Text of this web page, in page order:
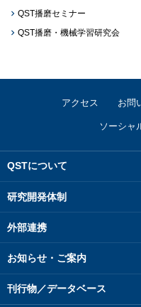
QST播磨セミナー
QST播磨・機械学習研究会
アクセス お問
ソーシャ
QSTについて
研究開発体制
外部連携
お知らせ・ご案内
刊行物／データベース